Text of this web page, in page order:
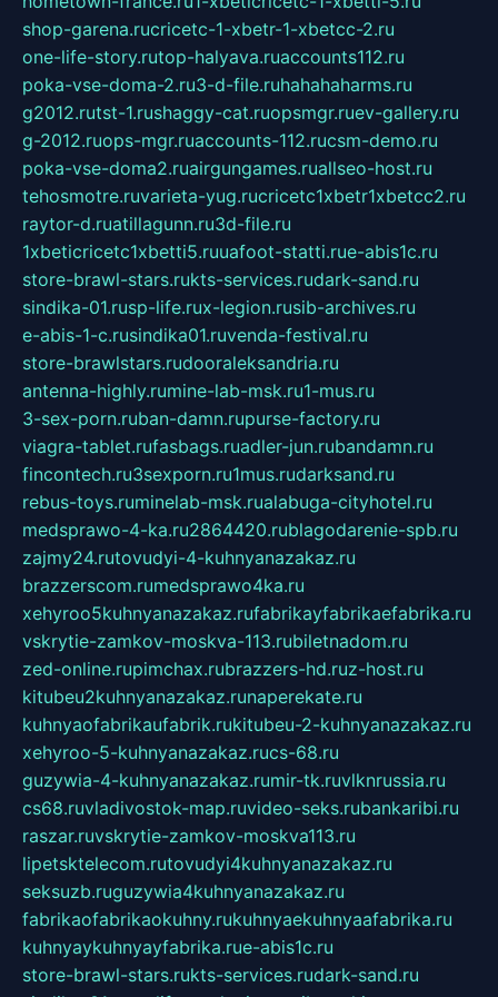
shop-garena.rucricetc-1-xbetr-1-xbetcc-2.ru
one-life-story.rutop-halyava.ruaccounts112.ru
poka-vse-doma-2.ru3-d-file.ruhahahaharms.ru
g2012.rutst-1.rushaggy-cat.ruopsmgr.ruev-gallery.ru
g-2012.ruops-mgr.ruaccounts-112.rucsm-demo.ru
poka-vse-doma2.ruairgungames.ruallseo-host.ru
tehosmotre.ruvarieta-yug.rucricetc1xbetr1xbetcc2.ru
raytor-d.ruatillagunn.ru3d-file.ru
1xbeticricetc1xbetti5.ruuafoot-statti.rue-abis1c.ru
store-brawl-stars.rukts-services.rudark-sand.ru
sindika-01.rusp-life.rux-legion.rusib-archives.ru
e-abis-1-c.rusindika01.ruvenda-festival.ru
store-brawlstars.rudooraleksandria.ru
antenna-highly.rumine-lab-msk.ru1-mus.ru
3-sex-porn.ruban-damn.rupurse-factory.ru
viagra-tablet.rufasbags.ruadler-jun.rubandamn.ru
fincontech.ru3sexporn.ru1mus.rudarksand.ru
rebus-toys.ruminelab-msk.rualabuga-cityhotel.ru
medsprawo-4-ka.ru2864420.rublagodarenie-spb.ru
zajmy24.rutovudyi-4-kuhnyanazakaz.ru
brazzerscom.rumedsprawo4ka.ru
xehyroo5kuhnyanazakaz.rufabrikayfabrikaefabrika.ru
vskrytie-zamkov-moskva-113.rubiletnadom.ru
zed-online.rupimchax.rubrazzers-hd.ruz-host.ru
kitubeu2kuhnyanazakaz.runaperekate.ru
kuhnyaofabrikaufabrik.rukitubeu-2-kuhnyanazakaz.ru
xehyroo-5-kuhnyanazakaz.rucs-68.ru
guzywia-4-kuhnyanazakaz.rumir-tk.ruvlknrussia.ru
cs68.ruvladivostok-map.ruvideo-seks.rubankaribi.ru
raszar.ruvskrytie-zamkov-moskva113.ru
lipetsktelecom.rutovudyi4kuhnyanazakaz.ru
seksuzb.ruguzywia4kuhnyanazakaz.ru
fabrikaofabrikaokuhny.rukuhnyaekuhnyaafabrika.ru
kuhnyaykuhnyayfabrika.rue-abis1c.ru
store-brawl-stars.rukts-services.rudark-sand.ru